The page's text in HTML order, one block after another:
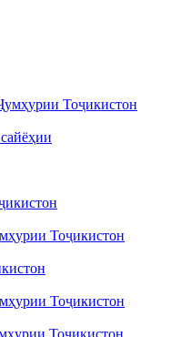
Тоҷикистон
Тоҷикистон
Тоҷикистон
Тоҷикистон